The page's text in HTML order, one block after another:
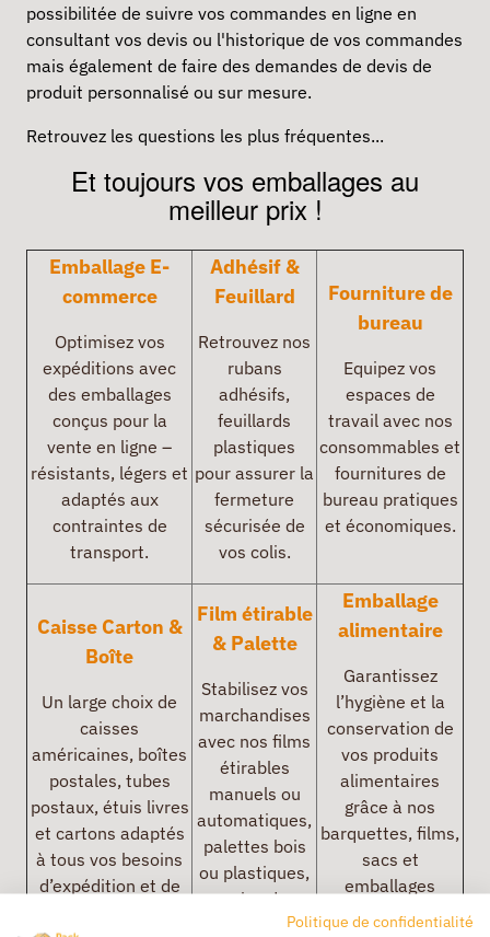
possibilitée de suivre vos commandes en ligne en
consultant vos devis ou l'historique de vos commandes
mais également de faire des demandes de devis de
produit personnalisé ou sur mesure.
Retrouvez les questions les plus fréquentes...
Et toujours vos emballages au
meilleur prix !
Emballage E-
commerce
Optimisez vos
expéditions avec
des emballages
conçus pour la
vente en ligne –
résistants, légers et
adaptés aux
contraintes de
transport.
Adhésif &
Feuillard
Retrouvez nos
rubans
adhésifs,
feuillards
plastiques
pour assurer la
fermeture
sécurisée de
vos colis.
Fourniture de
bureau
Equipez vos
espaces de
travail avec nos
consommables et
fournitures de
bureau pratiques
et économiques.
Caisse Carton &
Boîte
Un large choix de
caisses
américaines, boîtes
postales, tubes
postaux, étuis livres
et cartons adaptés
à tous vos besoins
d’expédition et de
Film étirable
& Palette
Stabilisez vos
marchandises
avec nos films
étirables
manuels ou
automatiques,
palettes bois
ou plastiques,
coins de
palettes.
Emballage
alimentaire
Garantissez
l’hygiène et la
conservation de
vos produits
alimentaires
grâce à nos
barquettes, films,
sacs et
emballages
adaptés aux
Politique de confidentialité